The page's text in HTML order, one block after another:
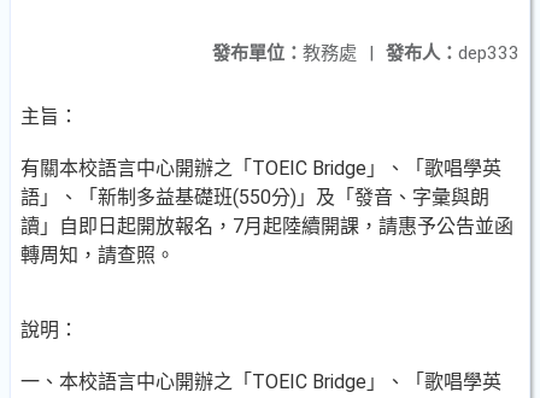
發布人： dep333
發布單位： 教務處 |
主旨：
有關本校語言中心開辦之「TOEIC Bridge」、「歌唱學英
語」、「新制多益基礎班(550分)」及「發音、字彙與朗
讀」自即日起開放報名，7月起陸續開課，請惠予公告並函
轉周知，請查照。
說明：
一、本校語言中心開辦之「TOEIC Bridge」、「歌唱學英